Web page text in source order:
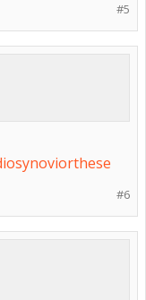
#5
#6